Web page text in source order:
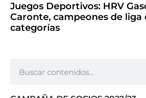
Juegos Deportivos: HRV
Caronte, campeones de liga
categorías